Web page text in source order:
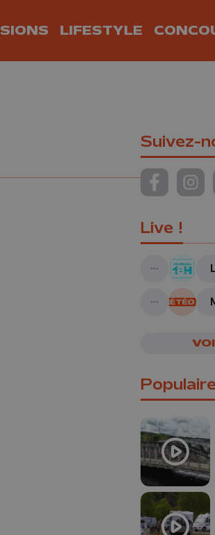
LIFESTYLE
Suivez-
Suivez-
Live !
A suivre
A suivre
Populaire